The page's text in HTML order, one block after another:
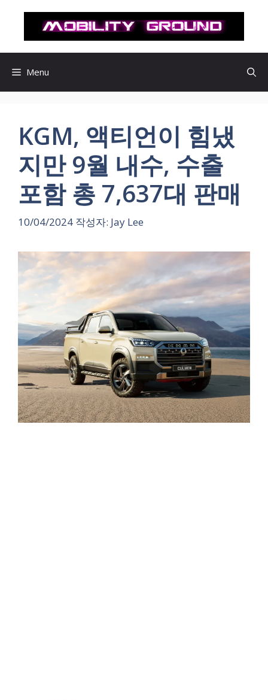
로
Menu
KGM, 액티언이 힘냈
지만 9월 내수, 수출
포함 총 7,637대 판매
10/04/2024 작성자: Jay Lee